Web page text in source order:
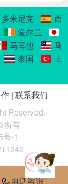
多米尼克
西
爱尔兰
马耳他
马
泰国
土
| 联系我们
Reserved.
所有
-1
电话咨询